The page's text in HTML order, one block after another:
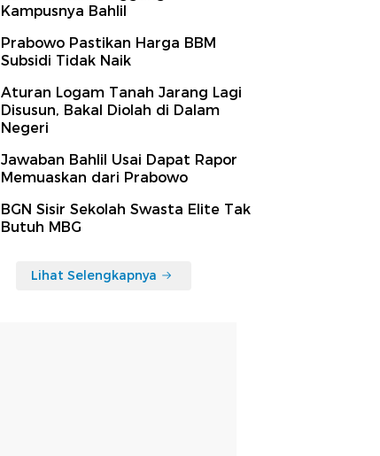
Kampusnya Bahlil
Prabowo Pastikan Harga BBM
Subsidi Tidak Naik
Aturan Logam Tanah Jarang Lagi
Disusun, Bakal Diolah di Dalam
Negeri
Jawaban Bahlil Usai Dapat Rapor
Memuaskan dari Prabowo
BGN Sisir Sekolah Swasta Elite Tak
Butuh MBG
Lihat Selengkapnya